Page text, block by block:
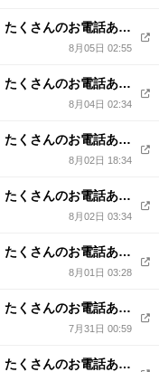
話ありがとうございました
8月05日 02:55
話ありがとうございました
8月04日 02:34
話ありがとうございました
8月02日 18:34
話ありがとうございました
8月02日 03:34
話ありがとうございました
8月01日 03:28
話ありがとうございました
7月31日 00:59
話ありがとうございました